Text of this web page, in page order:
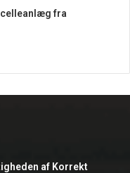
fra
af Korrekt